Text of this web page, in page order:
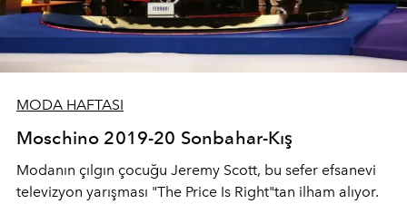
MODA HAFTASI
Moschino 2019-20 Sonbahar-Kış
Modanın çılgın çocuğu Jeremy Scott, bu sefer efsanevi
televizyon yarışması "The Price Is Right"tan ilham alıyor.